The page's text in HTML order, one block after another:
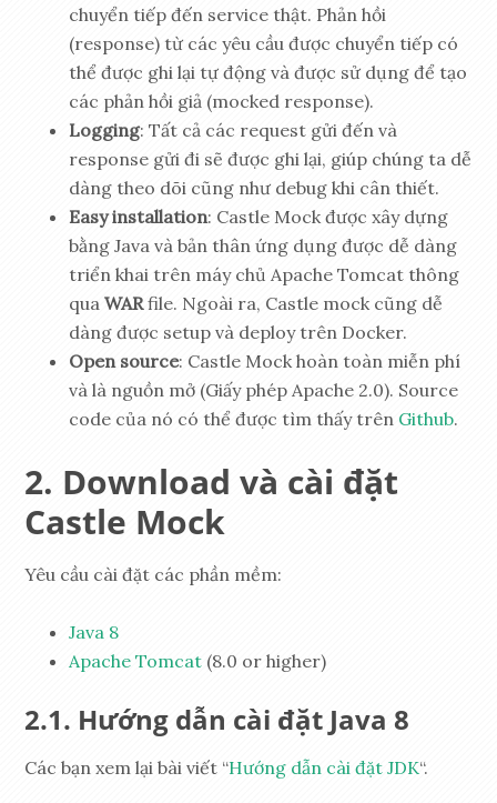
chuyển tiếp đến service thật. Phản hồi
(response) từ các yêu cầu được chuyển tiếp có
thể được ghi lại tự động và được sử dụng để tạo
các phản hồi giả (mocked response).
Logging: Tất cả các request gửi đến và
response gửi đi sẽ được ghi lại, giúp chúng ta dễ
dàng theo dõi cũng như debug khi cân thiết.
Easy installation: Castle Mock được xây dựng
bằng Java và bản thân ứng dụng được dễ dàng
triển khai trên máy chủ Apache Tomcat thông
quaWARfile. Ngoài ra, Castle mock cũng dễ
dàng được setup và deploy trên Docker.
Open source: Castle Mock hoàn toàn miễn phí
và là nguồn mở (Giấy phép Apache 2.0). Source
code của nó có thể được tìm thấy trên Github.
Download và cài đặt
Castle Mock
Yêu cầu cài đặt các phần mềm:
Java 8
Apache Tomcat (8.0 or higher)
Hướng dẫn cài đặt Java 8
Các bạn xem lại bài viết “Hướng dẫn cài đặt JDK“.